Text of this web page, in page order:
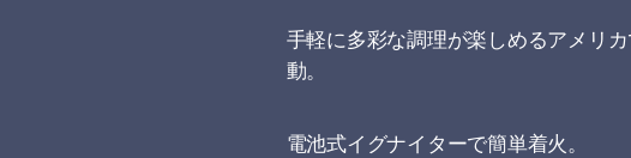
手軽に多彩な調理が楽しめるアメリ
動。
電池式イグナイターで簡単着火。